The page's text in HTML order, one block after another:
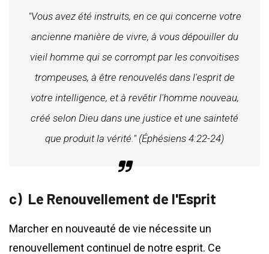
"Vous avez été instruits, en ce qui concerne votre
ancienne manière de vivre, à vous dépouiller du
vieil homme qui se corrompt par les convoitises
trompeuses, à être renouvelés dans l'esprit de
votre intelligence, et à revêtir l'homme nouveau,
créé selon Dieu dans une justice et une sainteté
que produit la vérité." (Éphésiens 4:22-24)
Le Renouvellement de l'Esprit
Marcher en nouveauté de vie nécessite un
renouvellement continuel de notre esprit. Ce